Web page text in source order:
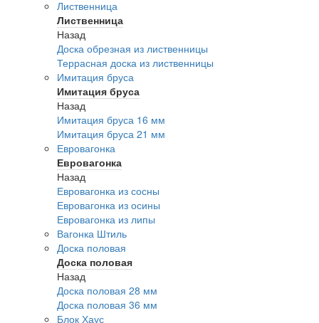
Лиственница
Лиственница
Назад
Доска обрезная из лиственницы
Террасная доска из лиственницы
Имитация бруса
Имитация бруса
Назад
Имитация бруса 16 мм
Имитация бруса 21 мм
Евровагонка
Евровагонка
Назад
Евровагонка из сосны
Евровагонка из осины
Евровагонка из липы
Вагонка Штиль
Доска половая
Доска половая
Назад
Доска половая 28 мм
Доска половая 36 мм
Блок Хаус